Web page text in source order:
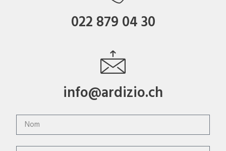
022 879 04 30
info@ardizio.ch